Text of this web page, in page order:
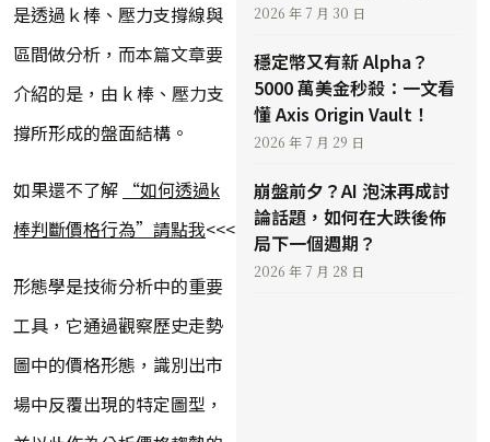
是透過ｋ棒、壓力支撐線與
區間做分析，而本篇文章要
介紹的是，由 k 棒、壓力支
撐所形成的盤面結構。
如果還不了解 “如何透過k
棒判斷價格行為”請點我<<<
形態學是技術分析中的重要
工具，它通過觀察歷史走勢
圖中的價格形態，識別出市
場中反覆出現的特定圖型，
2026 年 7 月 30 日
穩定幣又有新 Alpha？
5000 萬美金秒殺：一文看
懂 Axis Origin Vault！
2026 年 7 月 29 日
崩盤前夕？AI 泡沫再成討
論話題，如何在大跌後佈
局下一個週期？
2026 年 7 月 28 日